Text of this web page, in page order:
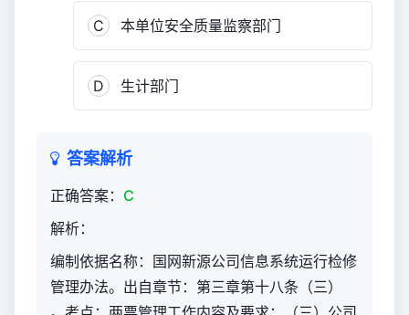
C 本单位安全质量监察部门
D 生计部门
答案解析
正确答案： C
解析：
编制依据名称：国网新源公司信息系统运行检修
管理办法。出自章节：第三章第十八条（三）